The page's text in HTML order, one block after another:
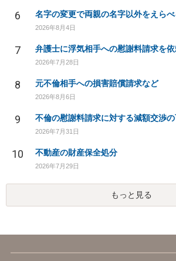
6 名字の変更で両親の名字以外をえらべ
2026年8月4日
7 弁護士に浮気相手への慰謝料請求を
2026年7月28日
8 元不倫相手への損害賠償請求など
2026年8月6日
9 不倫の慰謝料請求に対する減額交渉
2026年7月31日
10 不動産の財産保全処分
2026年7月29日
もっと見る